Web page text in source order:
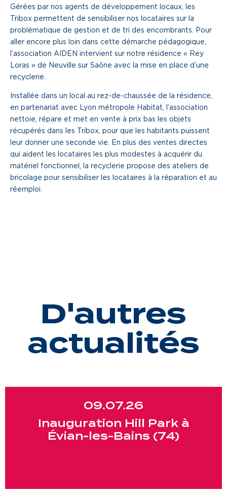
Gérées par nos agents de développement locaux, les
Tribox permettent de sensibiliser nos locataires sur la
problématique de gestion et de tri des encombrants. Pour
aller encore plus loin dans cette démarche pédagogique,
l’association AIDEN intervient sur notre résidence « Rey
Loras » de Neuville sur Saône avec la mise en place d’une
recyclerie.
Installée dans un local au rez-de-chaussée de la résidence,
en partenariat avec Lyon métropole Habitat, l’association
nettoie, répare et met en vente à prix bas les objets
récupérés dans les Tribox, pour que les habitants puissent
leur donner une seconde vie. En plus des ventes directes
qui aident les locataires les plus modestes à acquérir du
matériel fonctionnel, la recyclerie propose des ateliers de
bricolage pour sensibiliser les locataires à la réparation et au
réemploi.
D'autres
actualités
09.07.26
Inauguration Hill Park à
Évian-les-Bains (74)